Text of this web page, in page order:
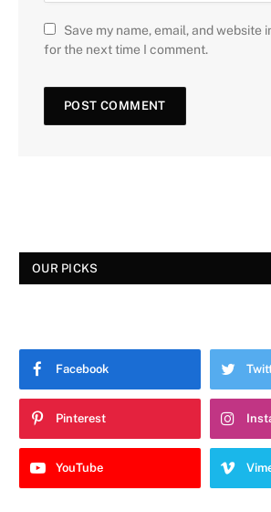
Save my name, email, and website
for the next time I comment.
OUR PICKS
Facebook
Pinterest
YouTube